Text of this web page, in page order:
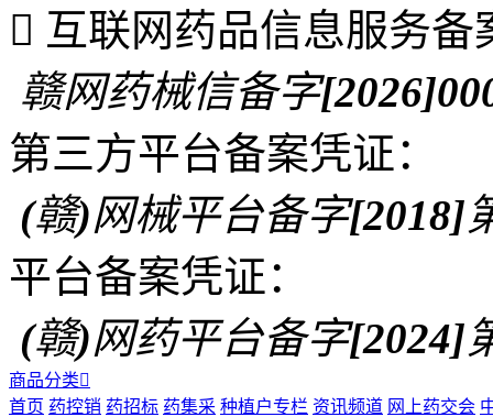
 互联网药品信息服务备
赣网药械信备字
第三方平台备案凭证：
(赣)网械平台备字[2018]
平台备案凭证：
(赣)网药平台备字[2024]
商品分类
首页 药控销 药招标 药集采 种植户专栏 资讯频道 网上药交会